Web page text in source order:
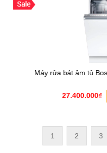
Máy rửa bát âm tủ
27.400.000₫
1 2 3